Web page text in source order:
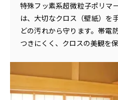
特殊フッ素系超微粒子ポリマ
は、大切なクロス（壁紙）を
どの汚れから守ります。帯電
つきにくく、クロスの美観を保